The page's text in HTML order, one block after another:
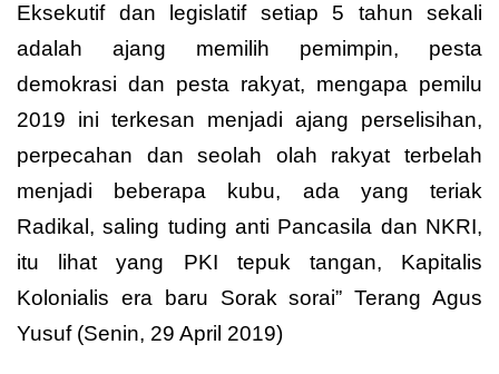
Eksekutif dan legislatif setiap 5 tahun sekali
adalah ajang memilih pemimpin, pesta
demokrasi dan pesta rakyat, mengapa pemilu
2019 ini terkesan menjadi ajang perselisihan,
perpecahan dan seolah olah rakyat terbelah
menjadi beberapa kubu, ada yang teriak
Radikal, saling tuding anti Pancasila dan NKRI,
itu lihat yang PKI tepuk tangan, Kapitalis
Kolonialis era baru Sorak sorai” Terang Agus
Yusuf (Senin, 29 April 2019)